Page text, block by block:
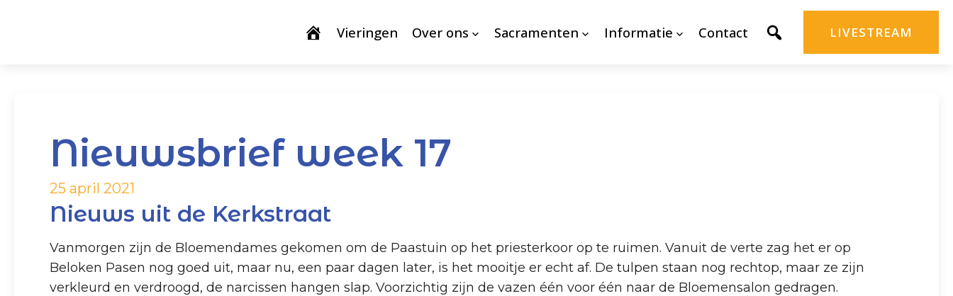
Vieringen Over ons Sacramenten Informatie Contact LIVESTREAM
Nieuwsbrief week 17
25 april 2021
Nieuws uit de Kerkstraat
Vanmorgen zijn de Bloemendames gekomen om de Paastuin op het priesterkoor op te ruimen. Vanuit de verte zag het er op
Beloken Pasen nog goed uit, maar nu, een paar dagen later, is het mooitje er echt af. De tulpen staan nog rechtop, maar ze zijn
verkleurd en verdroogd, de narcissen hangen slap. Voorzichtig zijn de vazen één voor één naar de Bloemensalon gedragen.